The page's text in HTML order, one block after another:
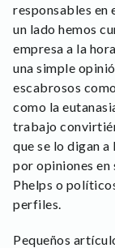
responsables en
un lado hemos
empresa a la
una simple
escabrosos
como la
trabajo
que se lo digan
por opiniones
Phelps o
perfiles.
Pequeños